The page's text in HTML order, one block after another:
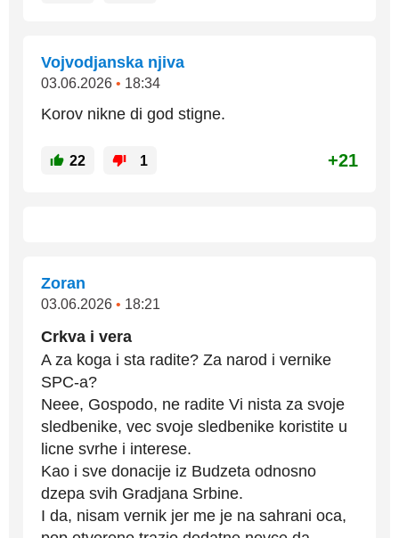
Vojvodjanska njiva
03.06.2026 • 18:34
Korov nikne di god stigne.
22 1 +21
Zoran
03.06.2026 • 18:21
Crkva i vera
A za koga i sta radite? Za narod i vernike
SPC-a?
Neee, Gospodo, ne radite Vi nista za svoje
sledbenike, vec svoje sledbenike koristite u
licne svrhe i interese.
Kao i sve donacije iz Budzeta odnosno
dzepa svih Gradjana Srbine.
I da, nisam vernik jer me je na sahrani oca,